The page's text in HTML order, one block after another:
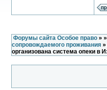
Форумы сайта Особое право» »
сопровождаемого проживания»
организована система опеки в